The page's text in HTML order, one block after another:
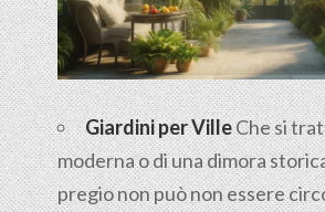
Giardini per VilleChe si
moderna o di una dimora
pregio non può non essere